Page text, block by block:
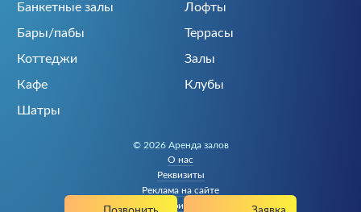
© 2026 Аренда залов
О нас
Реквизиты
Реклама на сайте
Политика конфиденциальности
Банкетные залы
Лофты
Бары/пабы
Террасы
Коттеджи
Залы
Кафе
Клубы
Шатры